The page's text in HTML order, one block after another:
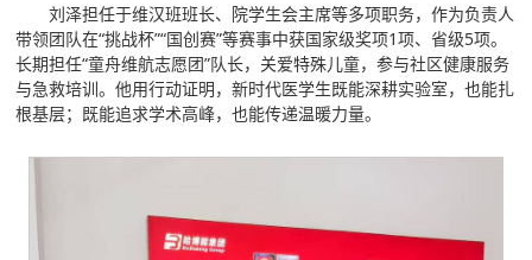
刘泽担任于维汉班班长、院学生会主席等多项职务，作为负责人
带领团队在“挑战杯”“国创赛”等赛事中获国家级奖项1项、省级5项。
长期担任“童舟维航志愿团”队长，关爱特殊儿童，参与社区健康服务
与急救培训。他用行动证明，新时代医学生既能深耕实验室，也能扎
根基层；既能追求学术高峰，也能传递温暖力量。